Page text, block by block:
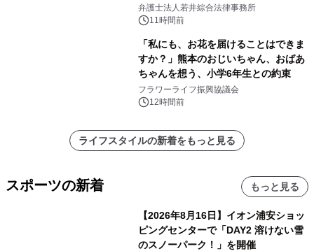
弁護士法人若井綜合法律事務所
11時間前
「私にも、お花を届けることはできま
すか？」熊本のおじいちゃん、おばあ
ちゃんを想う、小学6年生との約束
フラワーライフ振興協議会
12時間前
ライフスタイルの新着をもっと見る
スポーツの新着 もっと見る
【2026年8月16日】イオン浦安ショッ
ピングセンターで「DAY2 溶けない雪
のスノーパーク！」を開催